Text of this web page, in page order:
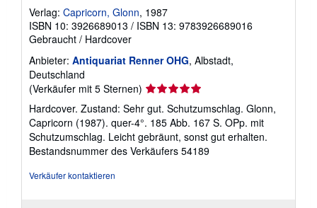
Verlag: Capricorn, Glonn, 1987
ISBN 10: 3926689013 / ISBN 13: 9783926689016
Gebraucht / Hardcover
Anbieter: Antiquariat Renner OHG, Albstadt,
Deutschland
(Verkäufer mit 5 Sternen) Verkäuferbewertung
von
5
Sternen
Hardcover. Zustand: Sehr gut. Schutzumschlag. Glonn,
Capricorn (1987). quer-4°. 185 Abb. 167 S. OPp. mit
Schutzumschlag. Leicht gebräunt, sonst gut erhalten.
Bestandsnummer des Verkäufers 54189
Verkäufer kontaktieren